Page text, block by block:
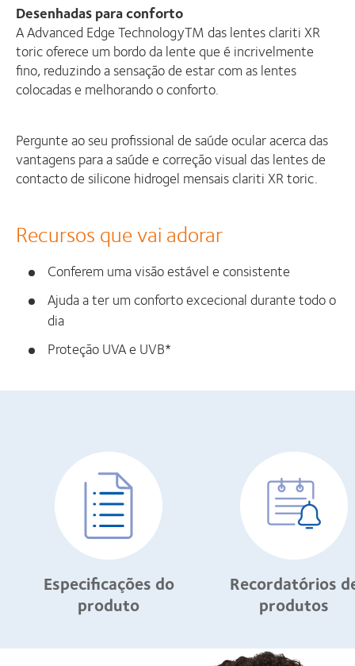
Desenhadas para conforto
A Advanced Edge TechnologyTM das lentes clariti XR
toric oferece um bordo da lente que é incrivelmente
fino, reduzindo a sensação de estar com as lentes
colocadas e melhorando o conforto.
Pergunte ao seu profissional de saúde ocular acerca das
vantagens para a saúde e correção visual das lentes de
contacto de silicone hidrogel mensais clariti XR toric.
Recursos que vai adorar
Conferem uma visão estável e consistente
Ajuda a ter um conforto excecional durante todo o
dia
Proteção UVA e UVB*
Especificações do
produto
Recordatórios
produtos